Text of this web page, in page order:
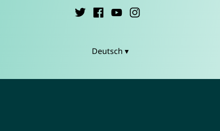
Deutsch ▾